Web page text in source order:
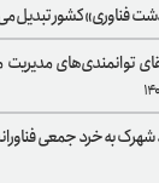
کشور تبدیل
مدیریت
به خرد جمعی